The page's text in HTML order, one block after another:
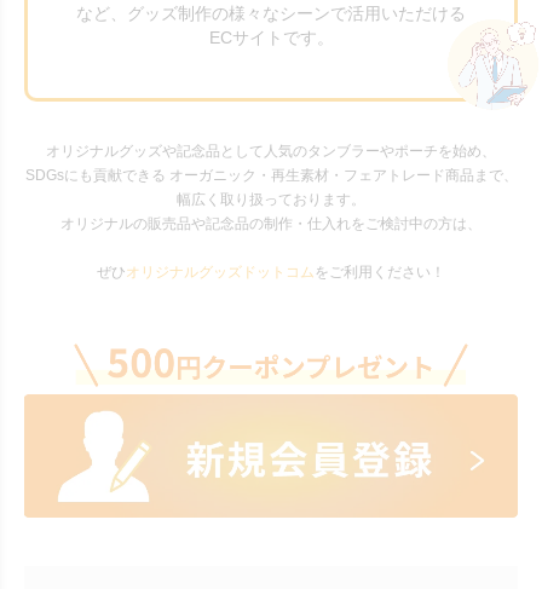
など、グッズ制作の様々なシーンで活用いただける
ECサイトです。
オリジナルグッズや記念品として人気のタンブラーやポーチを始め、
SDGsにも貢献できる オーガニック・再生素材・フェアトレード商品まで、
幅広く取り扱っております。
オリジナルの販売品や記念品の制作・仕入れをご検討中の方は、
ぜひオリジナルグッズドットコム をご利用ください！